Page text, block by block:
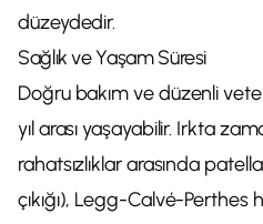
düzeydedir.
Sağlık ve Yaşam Süresi
Doğru bakım ve düzenli
yıl arası yaşayabilir. Irkta
rahatsızlıklar arasında
çıkığı), Legg-Calvé-Perthes